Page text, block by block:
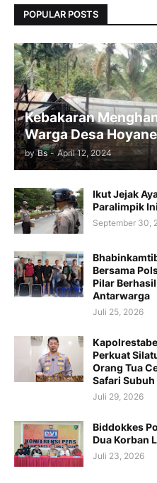
POPULAR POSTS
Kebakaran
Warga Desa
by Bs - April 12, 2024
Ikut Jejak
Paralimpik
September 30,
Bersama
Pilar
Antarwarga
Juli 25, 2026
Perkuat
Orang Tua
Safari Subuh
Juli 29, 2026
Biddokkes
Dua Korban
Juli 23, 2026